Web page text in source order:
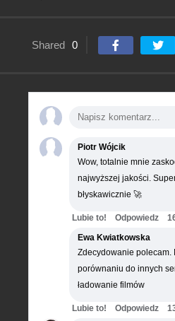
Shared 0
Piotr Wójcik
Wow, totalnie mnie
najwyższej jakości.
błyskawicznie 🚀
Lubie to! Odpowiedz
Ewa Kwiatkowska
Zdecydowanie polecam.
porównaniu do innych
ładowanie filmów
Lubie to! Odpowiedz